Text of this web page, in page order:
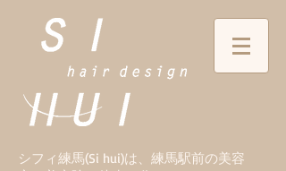
シフィ練馬(Si hui)は、 練馬駅前の美容